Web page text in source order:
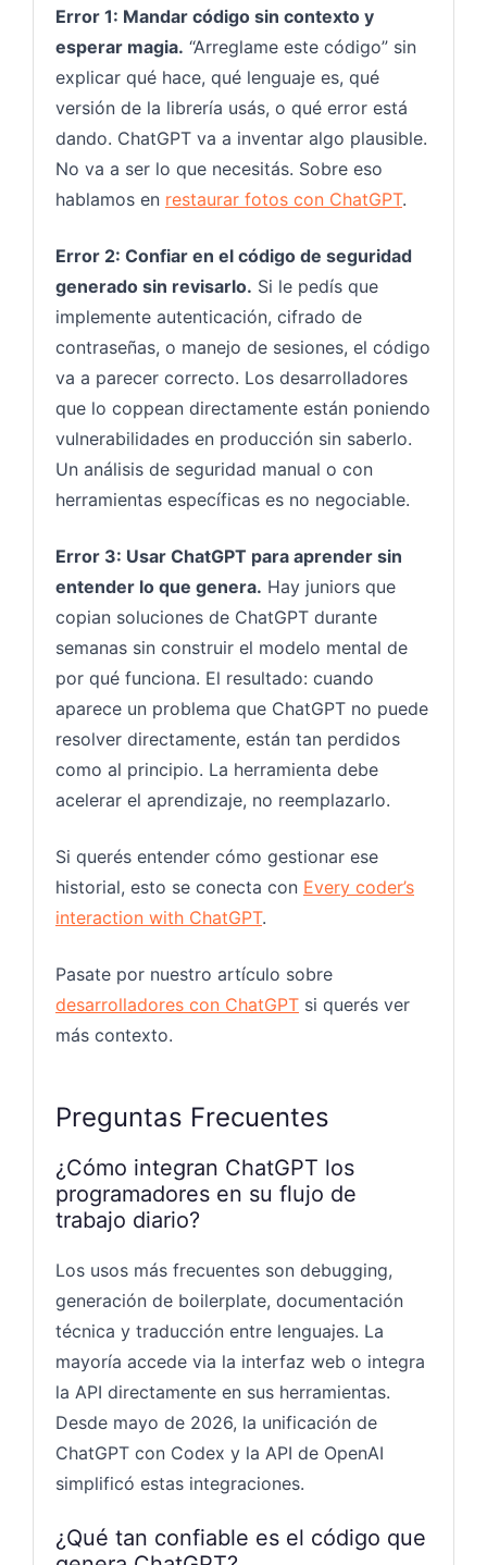
Error 1: Mandar código sin contexto y
esperar magia. “Arreglame este código” sin
explicar qué hace, qué lenguaje es, qué
versión de la librería usás, o qué error está
dando. ChatGPT va a inventar algo plausible.
No va a ser lo que necesitás. Sobre eso
hablamos en restaurar fotos con ChatGPT.
Error 2: Confiar en el código de seguridad
generado sin revisarlo. Si le pedís que
implemente autenticación, cifrado de
contraseñas, o manejo de sesiones, el código
va a parecer correcto. Los desarrolladores
que lo coppean directamente están poniendo
vulnerabilidades en producción sin saberlo.
Un análisis de seguridad manual o con
herramientas específicas es no negociable.
Error 3: Usar ChatGPT para aprender sin
entender lo que genera. Hay juniors que
copian soluciones de ChatGPT durante
semanas sin construir el modelo mental de
por qué funciona. El resultado: cuando
aparece un problema que ChatGPT no puede
resolver directamente, están tan perdidos
como al principio. La herramienta debe
acelerar el aprendizaje, no reemplazarlo.
Si querés entender cómo gestionar ese
historial, esto se conecta con Every coder’s
interaction with ChatGPT.
Pasate por nuestro artículo sobre
desarrolladores con ChatGPT si querés ver
más contexto.
Preguntas Frecuentes
¿Cómo integran ChatGPT los
programadores en su flujo de
trabajo diario?
Los usos más frecuentes son debugging,
generación de boilerplate, documentación
técnica y traducción entre lenguajes. La
mayoría accede via la interfaz web o integra
la API directamente en sus herramientas.
Desde mayo de 2026, la unificación de
ChatGPT con Codex y la API de OpenAI
simplificó estas integraciones.
¿Qué tan confiable es el código que